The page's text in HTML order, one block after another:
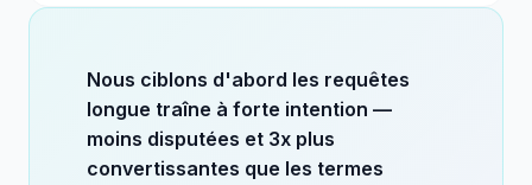
Nous ciblons d'abord les requêtes
longue traîne à forte intention —
moins disputées et 3x plus
convertissantes que les termes